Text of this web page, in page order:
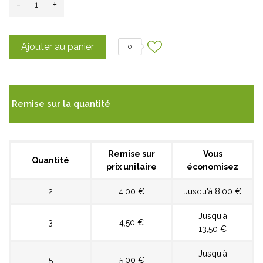
- +
Ajouter au panier 0
Remise sur la quantité
Quantité
Remise sur
prix unitaire
Vous
économisez
2 4,00 € Jusqu'à 8,00 €
3 4,50 €
Jusqu'à
13,50 €
5 5,00 €
Jusqu'à